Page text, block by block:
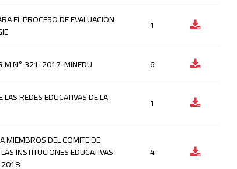
EL PROCESO DE EVALUACION
1
N° 321-2017-MINEDU 6
REDES EDUCATIVAS DE LA
1
MIEMBROS DEL COMITE DE
INSTITUCIONES EDUCATIVAS
2018
4